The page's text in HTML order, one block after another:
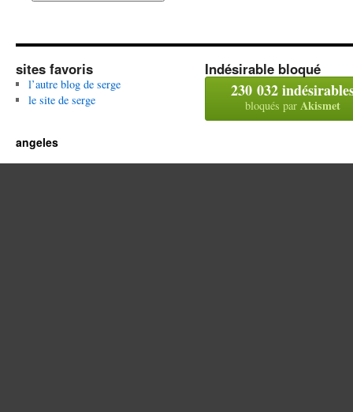
sites favoris
l’autre blog de serge
le site de serge
Indésirable bloqué
230 032
bloqués par Akismet
angeles